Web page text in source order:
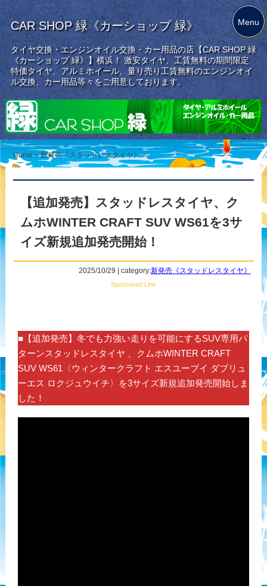
CAR SHOP 緑《カーショップ 緑》
タイヤ交換・エンジンオイル交換・カー用品の店【CAR SHOP 緑
《カーショップ 緑》】横浜！ 激安タイヤ、工賃無料の期間限定
特価タイヤ、アルミホイール、量り売り工賃無料のエンジンオイ
ル交換、カー用品等々をご用意しております。
Home »新発売《スタッドレスタイヤ》 »
【追加発売】スタッドレスタイヤ、ク
ムホWINTER CRAFT SUV WS61を3サ
イズ新規追加発売開始！
2025/10/29 | category:新発売《スタッドレスタイヤ》
Sponsored Link
■【追加発売】冬でも力強い走りを可能にするSUV専用パ
ターンスタッドレスタイヤ 、クムホWINTER CRAFT
SUV WS61〈ウィンタークラフト エスユーブイ ダブリュ
ーエス ロクジュウイチ〉を3サイズ新規追加発売開始しま
した！
Menu